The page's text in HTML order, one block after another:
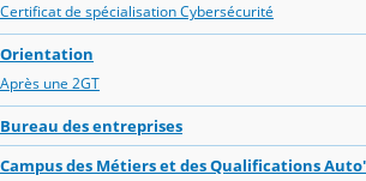
Certificat de spécialisation Cybersécurité
Orientation
Après une 2GT
Bureau des entreprises
Campus des Métiers et des Qualifications